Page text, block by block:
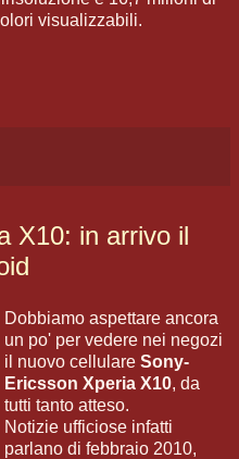
visualizzabili.
X10: in arrivo il
Dobbiamo aspettare ancora
un po' per vedere nei negozi
il nuovo cellulare Sony-
Ericsson Xperia X10, da
tutti tanto atteso.
Notizie ufficiose infatti
parlano di febbraio 2010,